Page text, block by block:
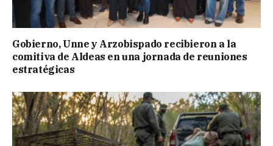
Gobierno, Unne y Arzobispado recibieron a la
comitiva de Aldeas en una jornada de reuniones
estratégicas